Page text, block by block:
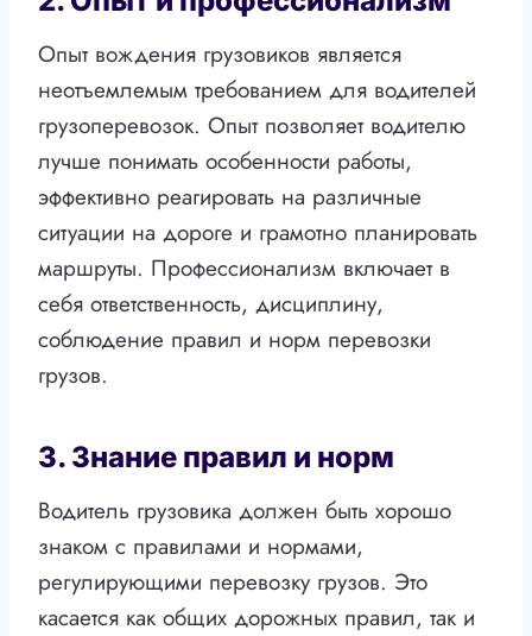
Опыт вождения грузовиков является
неотъемлемым требованием для водителей
грузоперевозок. Опыт позволяет водителю
лучше понимать особенности работы,
эффективно реагировать на различные
ситуации на дороге и грамотно планировать
маршруты. Профессионализм включает в
себя ответственность, дисциплину,
соблюдение правил и норм перевозки
грузов.
3. Знание правил и норм
Водитель грузовика должен быть хорошо
знаком с правилами и нормами,
регулирующими перевозку грузов. Это
касается как общих дорожных правил, так и